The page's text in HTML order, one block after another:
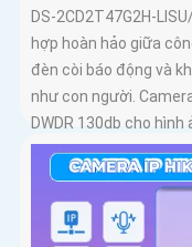
DS-2CD2T47G2H-
hợp hoàn hảo giữa
đèn còi báo động và
như con người.
DWDR 130db cho